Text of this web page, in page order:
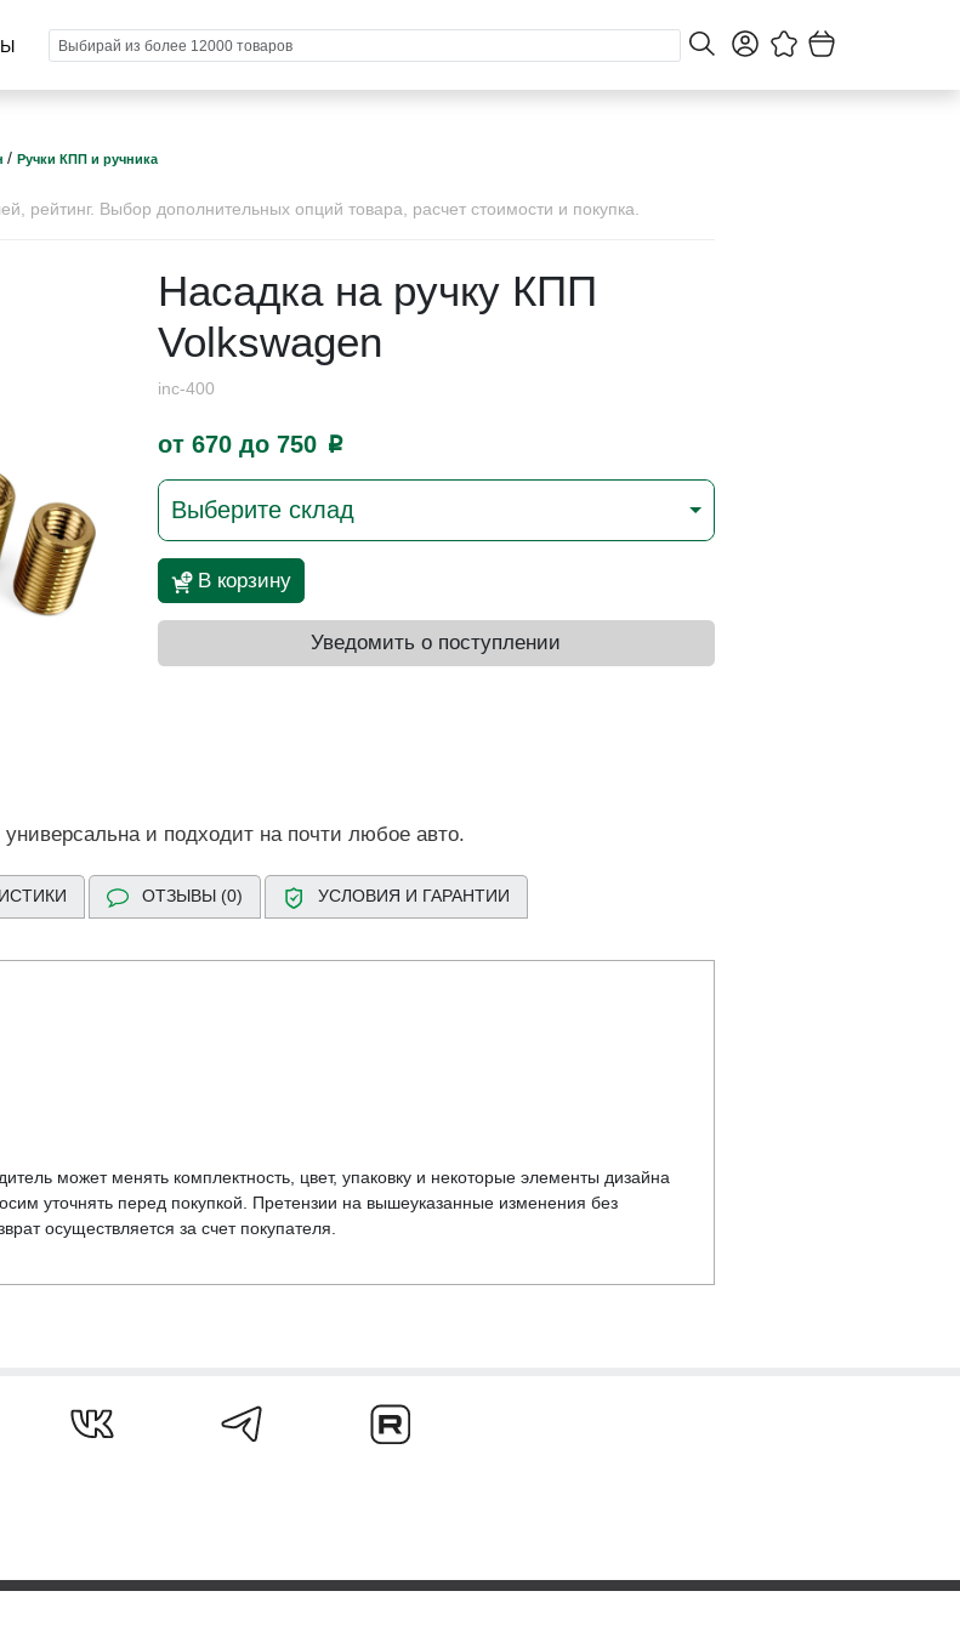
/ Ручки КПП и ручника
рейтинг. Выбор дополнительных опций товара, расчет стоимости и покупка.
Насадка на ручку КПП
Volkswagen
inc-400
от 670 до 750 p
Выберите склад
В корзину
Уведомить о поступлении
и подходит на почти любое авто.
ОТЗЫВЫ (0) УСЛОВИЯ И ГАРАНТИИ
может менять комплектность, цвет, упаковку и некоторые элементы дизайна
уточнять перед покупкой. Претензии на вышеуказанные изменения без
осуществляется за счет покупателя.